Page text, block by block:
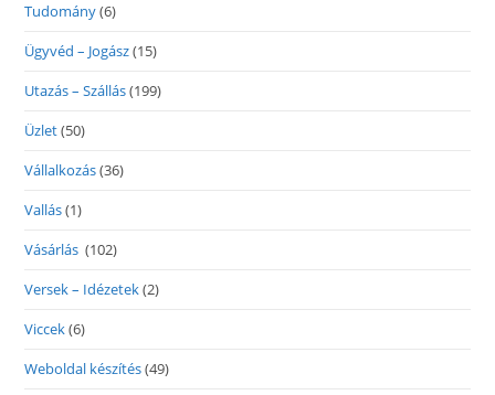
Tudomány(6)
Ügyvéd – Jogász(15)
Utazás – Szállás(199)
Üzlet(50)
Vállalkozás(36)
Vallás(1)
Vásárlás (102)
Versek – Idézetek(2)
Viccek(6)
Weboldal készítés(49)